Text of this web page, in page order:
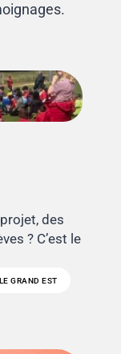
des
? C’est le
GRAND EST